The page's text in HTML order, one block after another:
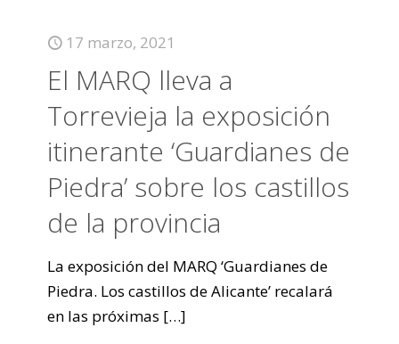
17 marzo, 2021
El MARQ lleva a
Torrevieja la exposición
itinerante ‘Guardianes de
Piedra’ sobre los castillos
de la provincia
La exposición del MARQ ‘Guardianes de
Piedra. Los castillos de Alicante’ recalará
en las próximas […]